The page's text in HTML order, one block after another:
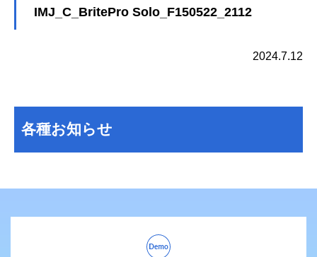
各種お知らせ
IMJ_C_BritePro Solo_F150522_2112
2024.7.12